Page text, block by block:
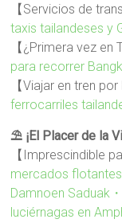
【Servicios de
taxis tailandeses y
【¿Primera vez en
para recorrer
【Viajar en tren
ferrocarriles
⛱️ ¡El Placer de la
【Imprescindible
mercados
Damnoen Saduak
luciérnagas en